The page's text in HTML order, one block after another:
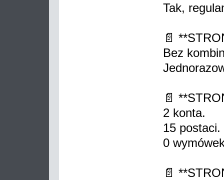
Tak,
📄
Bez
📄
2 konta.
15 postaci.
0
📄